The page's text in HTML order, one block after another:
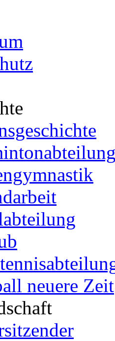
neuere Zeit